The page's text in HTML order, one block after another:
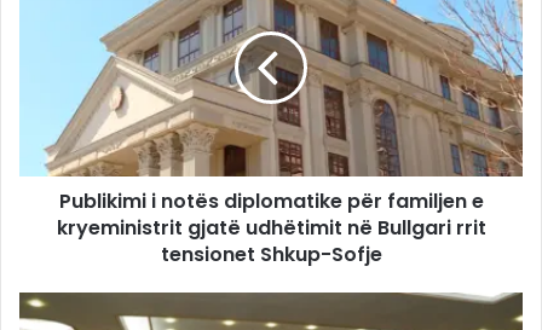
Publikimi i notës diplomatike për familjen e
kryeministrit gjatë udhëtimit në Bullgari rrit
tensionet Shkup-Sofje